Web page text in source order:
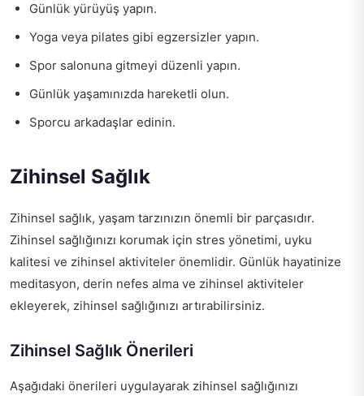
Günlük yürüyüş yapın.
Yoga veya pilates gibi egzersizler yapın.
Spor salonuna gitmeyi düzenli yapın.
Günlük yaşamınızda hareketli olun.
Sporcu arkadaşlar edinin.
Zihinsel Sağlık
Zihinsel sağlık, yaşam tarzınızın önemli bir parçasıdır.
Zihinsel sağlığınızı korumak için stres yönetimi, uyku
kalitesi ve zihinsel aktiviteler önemlidir. Günlük hayatinize
meditasyon, derin nefes alma ve zihinsel aktiviteler
ekleyerek, zihinsel sağlığınızı artırabilirsiniz.
Zihinsel Sağlık Önerileri
Aşağıdaki önerileri uygulayarak zihinsel sağlığınızı